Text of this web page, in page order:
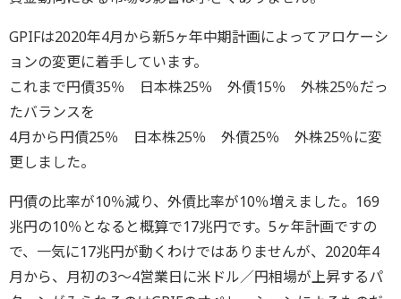
GPIFは2020年4月から新5ヶ年中期計画によってアロケーシ
ョンの変更に着手しています。
これまで円債35％ 日本株25％ 外債15％ 外株25％だっ
たバランスを
4月から円債25％ 日本株25％ 外債25％ 外株25％に変
更しました。
円債の比率が10％減り、外債比率が10％増えました。169
兆円の10％となると概算で17兆円です。5ヶ年計画ですの
で、一気に17兆円が動くわけではありませんが、2020年4
月から、月初の3～4営業日に米ドル／円相場が上昇するパ